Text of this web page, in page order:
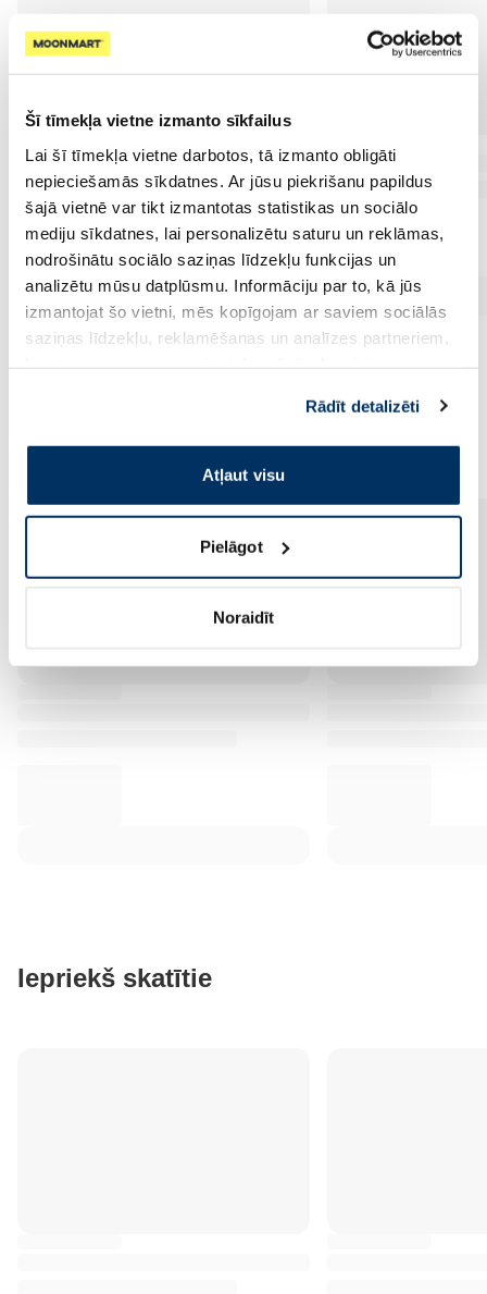
Šī tīmekļa vietne izmanto sīkfailus
Lai šī tīmekļa vietne darbotos, tā izmanto obligāti
nepieciešamās sīkdatnes. Ar jūsu piekrišanu papildus
šajā vietnē var tikt izmantotas statistikas un sociālo
mediju sīkdatnes, lai personalizētu saturu un reklāmas,
nodrošinātu sociālo saziņas līdzekļu funkcijas un
analizētu mūsu datplūsmu. Informāciju par to, kā jūs
izmantojat šo vietni, mēs kopīgojam ar saviem sociālās
saziņas līdzekļu, reklamēšanas un analīzes partneriem,
pakalpojumus. Ja piekrītat šo papildu sīkdatņu
izmantošanai, lūdzu, atzīmējiet savu izvēli:
Rādīt detalizēti
Atļaut visu
Pielāgot
Noraidīt
Iepriekš skatītie